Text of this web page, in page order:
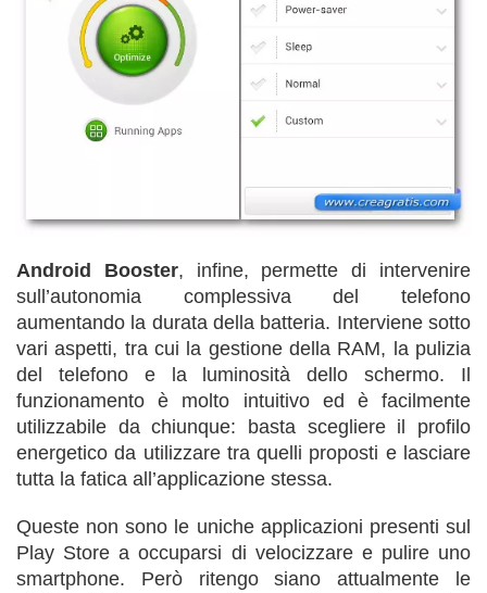
Android Booster, infine, permette di intervenire
sull’autonomia complessiva del telefono
aumentando la durata della batteria. Interviene sotto
vari aspetti, tra cui la gestione della RAM, la pulizia
del telefono e la luminosità dello schermo. Il
funzionamento è molto intuitivo ed è facilmente
utilizzabile da chiunque: basta scegliere il profilo
energetico da utilizzare tra quelli proposti e lasciare
tutta la fatica all’applicazione stessa.
Queste non sono le uniche applicazioni presenti sul
Play Store a occuparsi di velocizzare e pulire uno
smartphone. Però ritengo siano attualmente le